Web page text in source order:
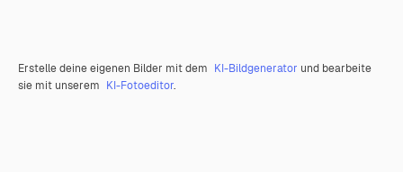
Erstelle deine eigenen Bilder mit dem KI-Bildgenerator und bearbeite
sie mit unserem KI-Fotoeditor.